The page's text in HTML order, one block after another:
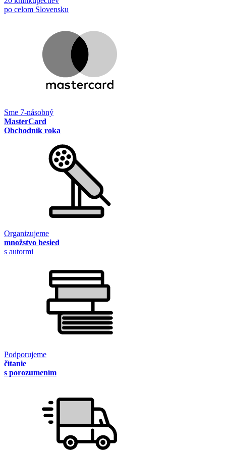
po celom Slovensku
Sme 7-násobný
MasterCard
Obchodník roka
Organizujeme
množstvo besied
s autormi
Podporujeme
čítanie
s porozumením